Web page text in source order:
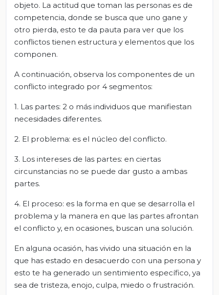
objeto. La actitud que toman las personas es de
competencia, donde se busca que uno gane y
otro pierda, esto te da pauta para ver que los
conflictos tienen estructura y elementos que los
componen.
A continuación, observa los componentes de un
conflicto integrado por 4 segmentos:
1. Las partes: 2 o más individuos que manifiestan
necesidades diferentes.
2. El problema: es el núcleo del conflicto.
3. Los intereses de las partes: en ciertas
circunstancias no se puede dar gusto a ambas
partes.
4. El proceso: es la forma en que se desarrolla el
problema y la manera en que las partes afrontan
el conflicto y, en ocasiones, buscan una solución.
En alguna ocasión, has vivido una situación en la
que has estado en desacuerdo con una persona y
esto te ha generado un sentimiento específico, ya
sea de tristeza, enojo, culpa, miedo o frustración.